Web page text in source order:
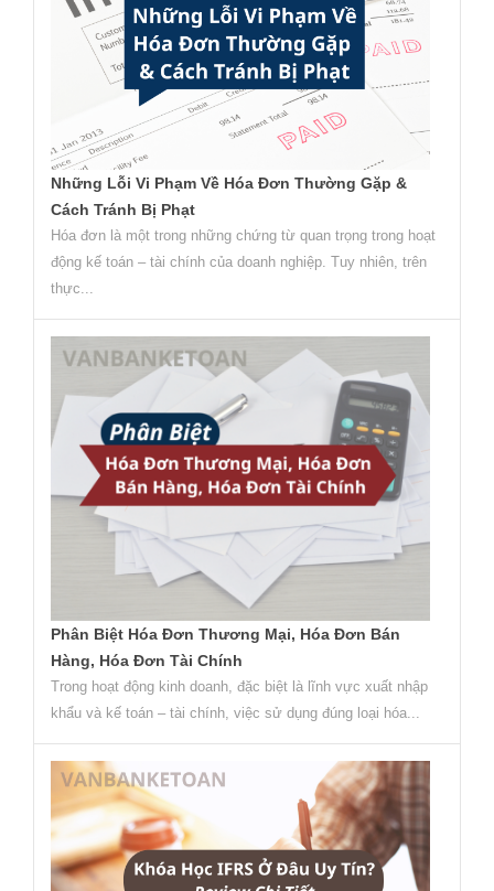
Những Lỗi Vi Phạm Về Hóa Đơn Thường Gặp &
Cách Tránh Bị Phạt
Hóa đơn là một trong những chứng từ quan trọng trong hoạt
động kế toán – tài chính của doanh nghiệp. Tuy nhiên, trên
thực...
Phân Biệt Hóa Đơn Thương Mại, Hóa Đơn Bán
Hàng, Hóa Đơn Tài Chính
Trong hoạt động kinh doanh, đặc biệt là lĩnh vực xuất nhập
khẩu và kế toán – tài chính, việc sử dụng đúng loại hóa...